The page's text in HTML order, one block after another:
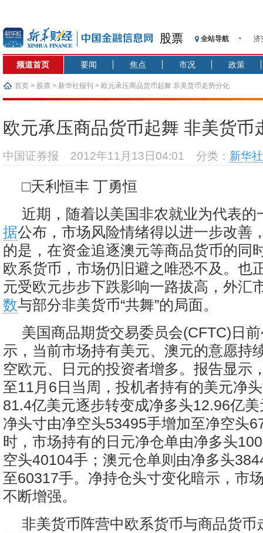
股票 全站导航
济
【
济
基
频道首页 要闻 焦点 市况 政策
首页 > 股票 > 新华社报刊 > 欧元承压商品货币起舞 非美货币走势分化
欧元承压商品货币起舞 非美货币
中国证券报 2012年11月13日04:01 分类： 新华
□天利恒丰 丁勇恒
近期，随着以美国非农就业为代表的
据公布，市场风险情绪得以进一步改善
的是，在资金追逐澳元等商品货币的同
欧系货币，市场仍旧避之唯恐不及。也
元受欧元步步下跌影响一路拔高，外汇
数与部分非美货币“共舞”的局面。
美国商品期货交易委员会(CFTC)日
示，当前市场持有美元、澳元的意愿持
空欧元、日元的投资者增多。报告显示
至11月6日当周，投机者持有的美元净
81.4亿美元逐步转变成净多头12.96亿
净头寸由净空头53495手增加至净空头
时，市场持有的日元净仓单由净多头
空头40104手；澳元仓单则由净多头
至60317手。净持仓头寸变化暗示，市
不断增强。
非美货币阵营中欧系货币与商品货币